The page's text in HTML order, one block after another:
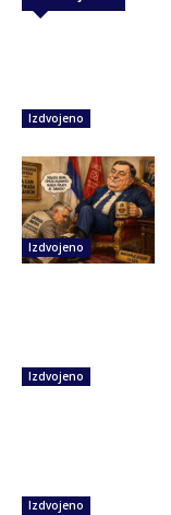
Izdvojeno
Izdvojeno
Izdvojeno
Izdvojeno